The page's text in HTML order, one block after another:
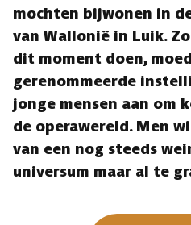
mochten bijwonen in
van Wallonië in Luik.
dit moment doen,
gerenommeerde
jonge mensen aan om
de operawereld. Men
van een nog steeds
universum maar al te